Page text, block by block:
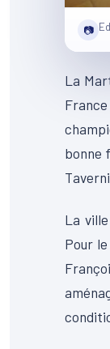
📷
La
bonne
La
Pour